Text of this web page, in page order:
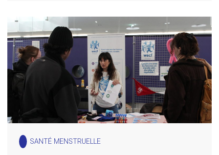
SANTÉ MENSTRUELLE